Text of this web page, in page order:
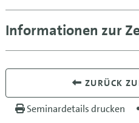
Informationen zur
ZURÜCK
Seminardetails drucken